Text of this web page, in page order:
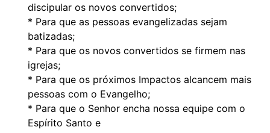
discipular os novos convertidos;
* Para que as pessoas evangelizadas sejam
batizadas;
* Para que os novos convertidos se firmem nas
igrejas;
* Para que os próximos Impactos alcancem mais
pessoas com o Evangelho;
* Para que o Senhor encha nossa equipe com o
Espírito Santo e